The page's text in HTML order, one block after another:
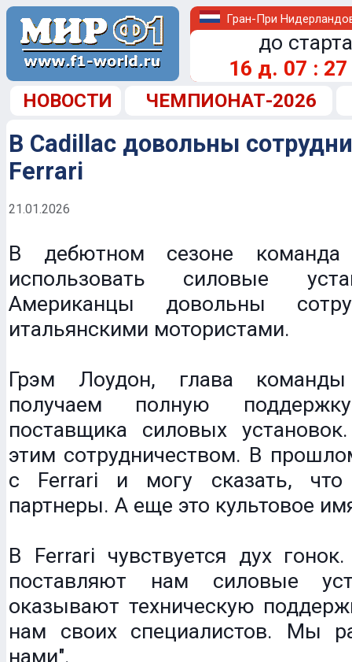
Гран-При
до
16 д. 07 : 27
НОВОСТИ ЧЕМПИОНАТ-2026
В Cadillac довольны
Ferrari
21.01.2026
В дебютном сезоне команда
использовать силовые
Американцы довольны
итальянскими мотористами.
Грэм Лоудон, глава
получаем полную
поставщика силовых
этим сотрудничеством. В
с Ferrari и могу сказать,
партнеры. А еще это культовое
В Ferrari чувствуется дух
поставляют нам силовые
оказывают техническую
нам своих специалистов. Мы
нами".